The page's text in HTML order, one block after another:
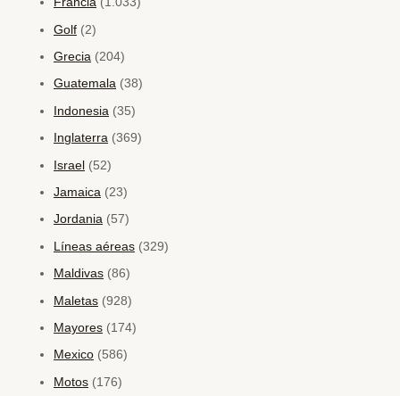
Golf (2)
Grecia (204)
Guatemala (38)
Indonesia (35)
Inglaterra (369)
Israel (52)
Jamaica (23)
Jordania (57)
Líneas aéreas (329)
Maldivas (86)
Maletas (928)
Mayores (174)
Mexico (586)
Motos (176)